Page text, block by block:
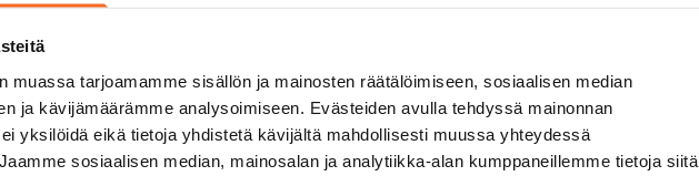
muassa tarjoamamme sisällön ja mainosten räätälöimiseen, sosiaalisen median
ja kävijämäärämme analysoimiseen. Evästeiden avulla tehdyssä mainonnan
yksilöidä eikä tietoja yhdistetä kävijältä mahdollisesti muussa yhteydessä
sosiaalisen median, mainosalan ja analytiikka-alan kumppaneillemme tietoja